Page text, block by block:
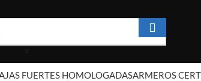
FUERTES HOMOLOGADASARMEROS